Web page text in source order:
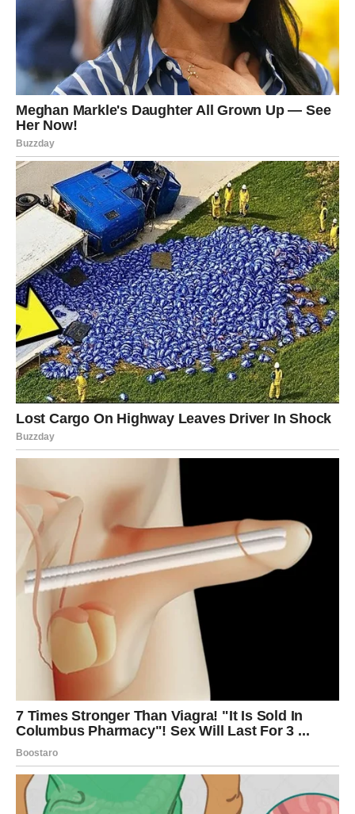
kombinaciju traperica i sakoa. Možete sami procijeniti je li ova
odjeća pristajala i u skladu s njezinim uobičajenim stilom
prema slici ispod. Inače Tamara je aktivna na Instagramu i
tamo često objavljuje svoje fotke.